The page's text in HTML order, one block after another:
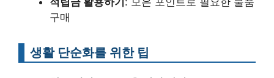
구매
생활 단순화를 위한 팁